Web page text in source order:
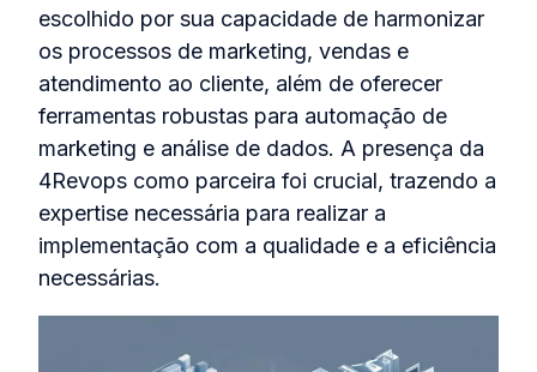
escolhido por sua capacidade de harmonizar
os processos de marketing, vendas e
atendimento ao cliente, além de oferecer
ferramentas robustas para automação de
marketing e análise de dados. A presença da
4Revops como parceira foi crucial, trazendo a
expertise necessária para realizar a
implementação com a qualidade e a eficiência
necessárias.